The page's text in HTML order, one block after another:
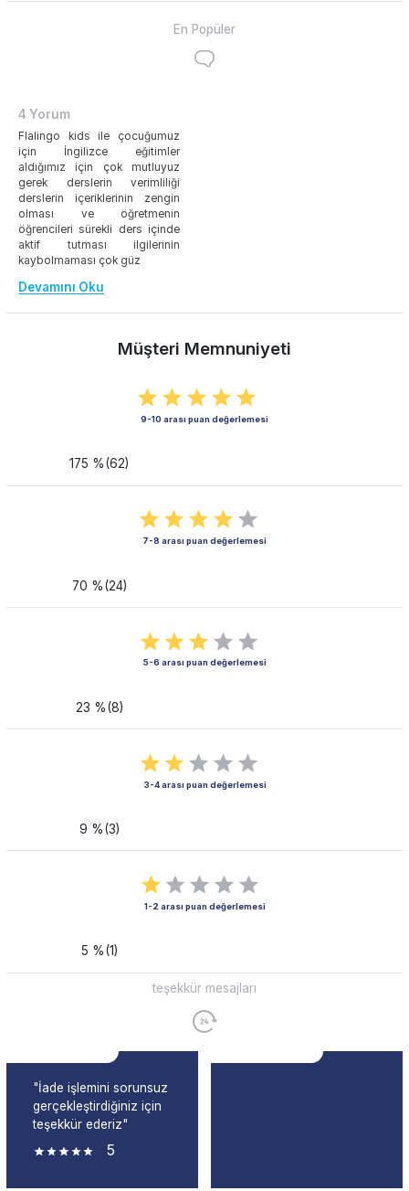
En Popüler
4 Yorum
Flalingo kids ile çocuğumuz
için İngilizce eğitimler
aldığımız için çok mutluyuz
gerek derslerin verimliliği
derslerin içeriklerinin zengin
olması ve öğretmenin
öğrencileri sürekli ders içinde
aktif tutması ilgilerinin
kaybolmaması çok güz
Devamını Oku
Müşteri Memnuniyeti
9-10 arası puan değerlemesi
175 %(62)
7-8 arası puan değerlemesi
70 %(24)
5-6 arası puan değerlemesi
23 %(8)
3-4 arası puan değerlemesi
9 %(3)
1-2 arası puan değerlemesi
5 %(1)
teşekkür mesajları
"İade işlemini sorunsuz
gerçekleştirdiğiniz için
teşekkür ederiz"
5